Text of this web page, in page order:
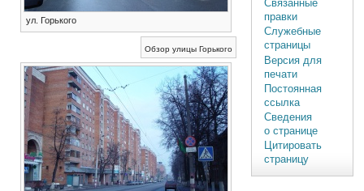
ул. Горького
Обзор улицы Горького
Связанные
правки
Служебные
страницы
Версия для
печати
Постоянная
ссылка
Сведения
о странице
Цитировать
страницу